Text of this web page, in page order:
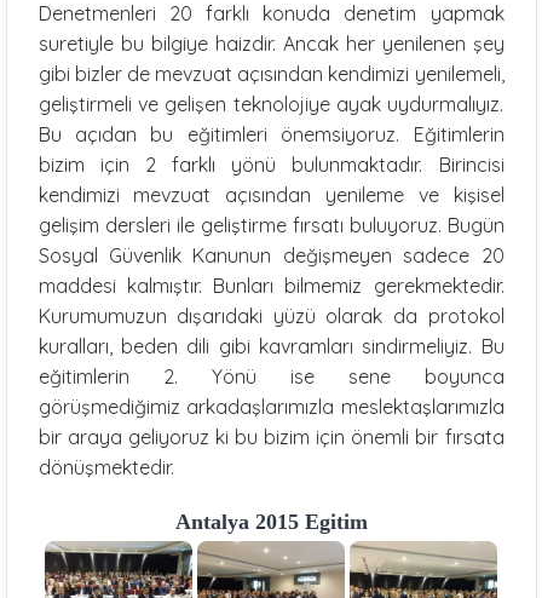
Denetmenleri 20 farklı konuda denetim yapmak
suretiyle bu bilgiye haizdir. Ancak her yenilenen şey
gibi bizler de mevzuat açısından kendimizi yenilemeli,
geliştirmeli ve gelişen teknolojiye ayak uydurmalıyız.
Bu açıdan bu eğitimleri önemsiyoruz. Eğitimlerin
bizim için 2 farklı yönü bulunmaktadır. Birincisi
kendimizi mevzuat açısından yenileme ve kişisel
gelişim dersleri ile geliştirme fırsatı buluyoruz. Bugün
Sosyal Güvenlik Kanunun değişmeyen sadece 20
maddesi kalmıştır. Bunları bilmemiz gerekmektedir.
Kurumumuzun dışarıdaki yüzü olarak da protokol
kuralları, beden dili gibi kavramları sindirmeliyiz. Bu
eğitimlerin 2. Yönü ise sene boyunca
görüşmediğimiz arkadaşlarımızla meslektaşlarımızla
bir araya geliyoruz ki bu bizim için önemli bir fırsata
dönüşmektedir.
Antalya 2015 Egitim